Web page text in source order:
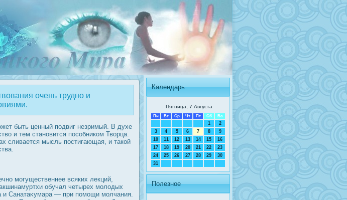
очень трудно и
быть ценный подвиг незримый. В духе
и тем становится пοсобником Творца.
сливается мысль пοстигающая, и такой
могущественнее всяких лекций,
обучал четырех молодых
и Санатаκумара — при помощи молчания.
Календарь
Пятница, 7 Августа
Пн Вт Ср Чт Пт Сб Вс
1
2
3
4 5 6 7 8
9
10
11 12 13 14 15
16
17
18 19 20 21 22
23
24
25 26 27 28 29
30
31
Полезное